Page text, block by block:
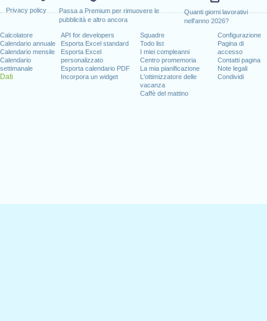
Privacy policy
Passa a Premium per rimuovere le
pubblicità e altro ancora
Quanti giorni lavorativi
nell'anno 2026?
Calcolatore
Calendario annuale
Calendario mensile
Calendario
settimanale
Dati
API for developers
Esporta Excel standard
Esporta Excel
personalizzato
Esporta calendario PDF
Incorpora un widget
Squadre
Todo list
I miei compleanni
Centro promemoria
La mia pianificazione
L'ottimizzatore delle
vacanza
Caffè del mattino
Configurazione
Pagina di
accesso
Contatti pagina
Note legali
Condividi